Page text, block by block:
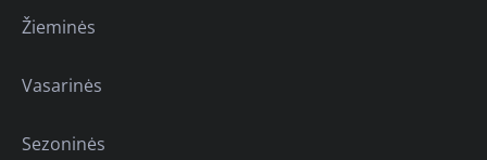
Žieminės
Vasarinės
Sezoninės